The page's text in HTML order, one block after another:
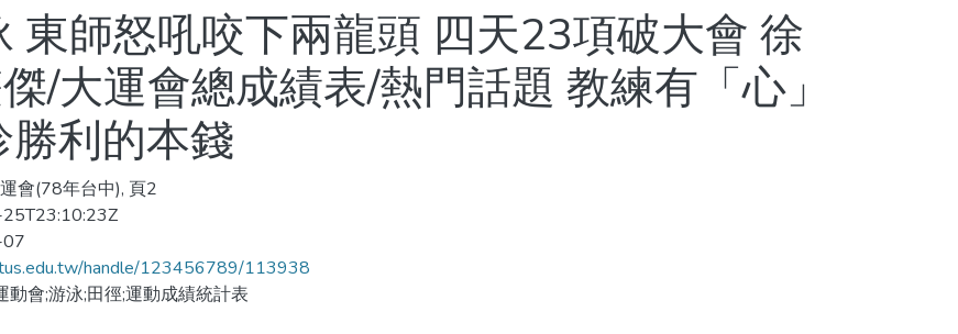
東師怒吼咬下兩龍頭 四天23項破大會 徐
/大運會總成績表/熱門話題 教練有「心」
利的本錢
會(78年台中), 頁2
handle/123456789/113938
動會;游泳;田徑;運動成績統計表